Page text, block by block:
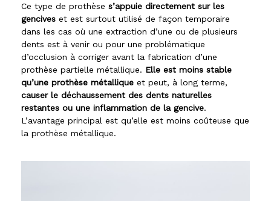
Ce type de prothèse s’appuie directement sur les
gencives et est surtout utilisé de façon temporaire
dans les cas où une extraction d’une ou de plusieurs
dents est à venir ou pour une problématique
d’occlusion à corriger avant la fabrication d’une
prothèse partielle métallique. Elle est moins stable
qu’une prothèse métallique et peut, à long terme,
causer le déchaussement des dents naturelles
restantes ou une inflammation de la gencive.
L’avantage principal est qu’elle est moins coûteuse que
la prothèse métallique.